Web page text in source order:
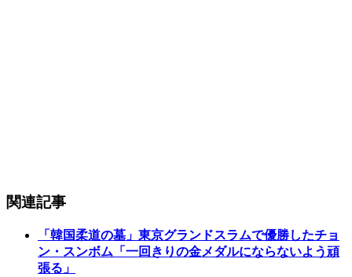
関連記事
「韓国柔道の墓」東京グランドスラムで優勝したチョ
ン・スンボム「一回きりの金メダルにならないよう頑
張る」